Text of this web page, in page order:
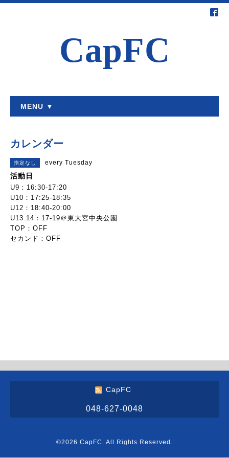
CapFC
MENU ▼
カレンダー
指定なし every Tuesday
活動日
U9：16:30-17:20
U10：17:25-18:35
U12：18:40-20:00
U13.14：17-19＠東大宮中央公園
TOP：OFF
セカンド：OFF
CapFC
048-627-0048
©2026 CapFC . All Rights Reserved.